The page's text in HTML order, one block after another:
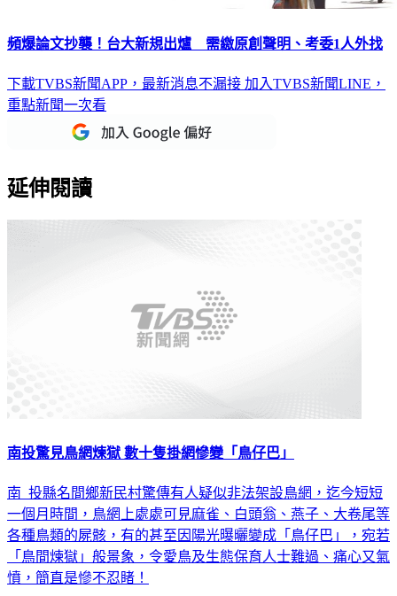
頻爆論文抄襲！台大新規出爐 需繳原創聲明、考委1人外找
下載TVBS新聞APP，最新消息不漏接 加入TVBS新聞LINE，
重點新聞一次看
延伸閱讀
南投驚見鳥網煉獄 數十隻掛網慘變「鳥仔巴」
南 投縣名間鄉新民村驚傳有人疑似非法架設鳥網，迄今短短
一個月時間，鳥網上處處可見麻雀、白頭翁、燕子、大卷尾等
各種鳥類的屍骸，有的甚至因陽光曝曬變成「鳥仔巴」，宛若
「鳥間煉獄」般景象，令愛鳥及生態保育人士難過、痛心又氣
憤，簡直是慘不忍睹！